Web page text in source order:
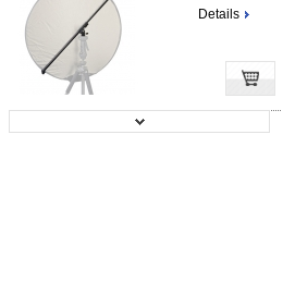
Details
Falcon Eyes klem CL-CLIP3